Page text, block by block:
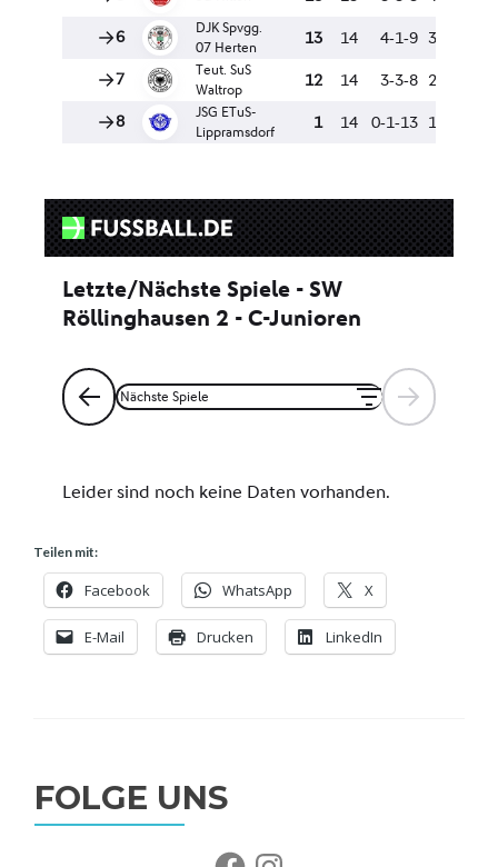
Teilen mit:
Facebook WhatsApp X
E-Mail Drucken LinkedIn
FOLGE UNS